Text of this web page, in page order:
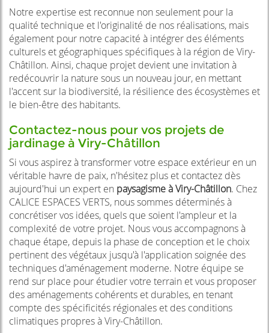
Notre expertise est reconnue non seulement pour la
qualité technique et l'originalité de nos réalisations, mais
également pour notre capacité à intégrer des éléments
culturels et géographiques spécifiques à la région de Viry-
Châtillon. Ainsi, chaque projet devient une invitation à
redécouvrir la nature sous un nouveau jour, en mettant
l'accent sur la biodiversité, la résilience des écosystèmes et
le bien-être des habitants.
Contactez-nous pour vos projets de
jardinage à Viry-Châtillon
Si vous aspirez à transformer votre espace extérieur en un
véritable havre de paix, n'hésitez plus et contactez dès
aujourd'hui un expert en paysagisme à Viry-Châtillon. Chez
CALICE ESPACES VERTS, nous sommes déterminés à
concrétiser vos idées, quels que soient l'ampleur et la
complexité de votre projet. Nous vous accompagnons à
chaque étape, depuis la phase de conception et le choix
pertinent des végétaux jusqu'à l'application soignée des
techniques d'aménagement moderne. Notre équipe se
rend sur place pour étudier votre terrain et vous proposer
des aménagements cohérents et durables, en tenant
compte des spécificités régionales et des conditions
climatiques propres à Viry-Châtillon.